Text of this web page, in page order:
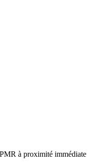
à proximité immédiate